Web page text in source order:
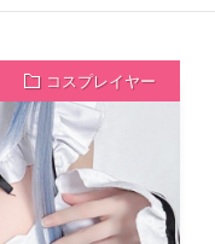
コスプレイヤー